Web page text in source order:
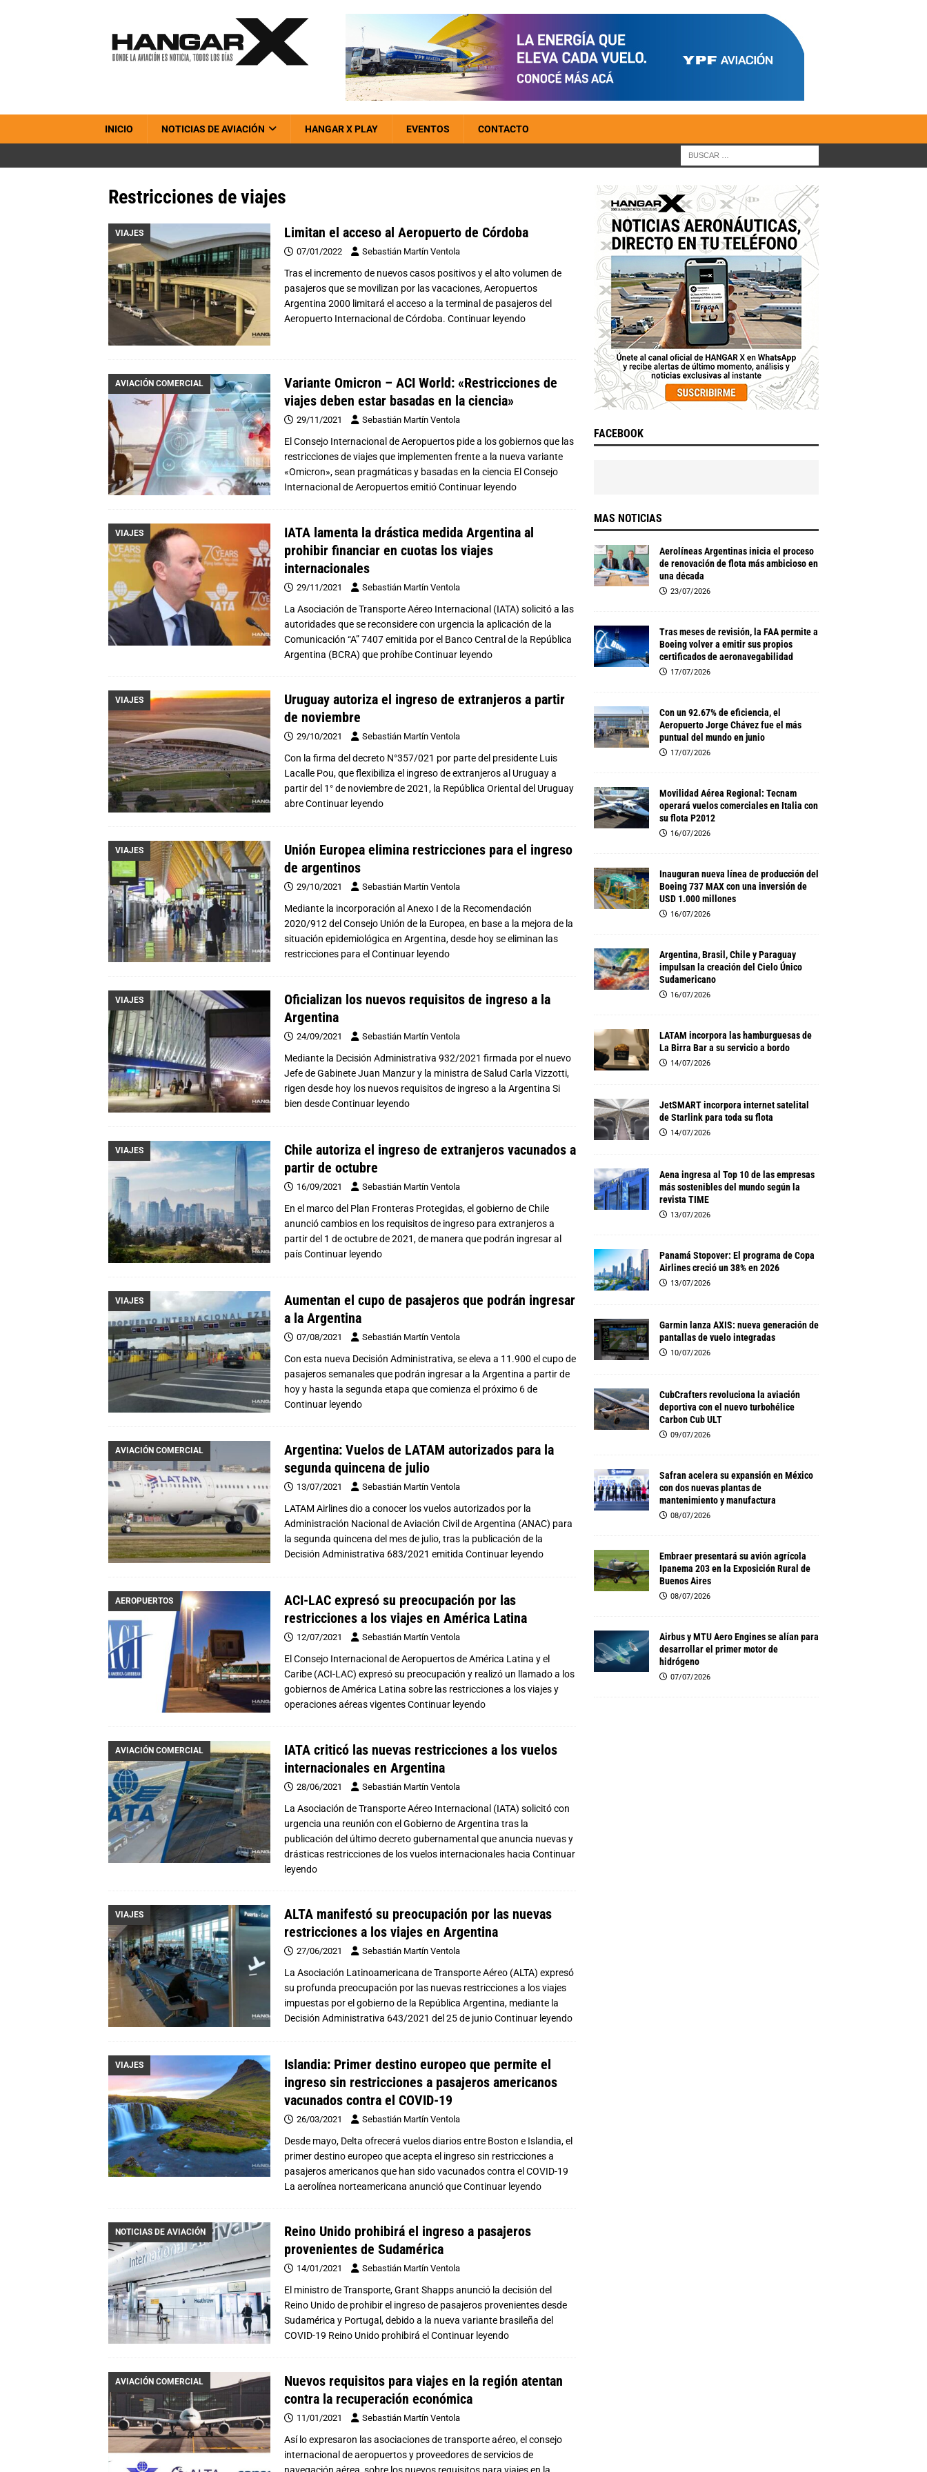
INICIO NOTICIAS DE AVIACIÓN HANGAR X PLAY EVENTOS CONTACTO
Restricciones de viajes
VIAJES Limitan el acceso al Aeropuerto de Córdoba
07/01/2022 Sebastián Martín Ventola
Tras el incremento de nuevos casos positivos y el alto volumen de
pasajeros que se movilizan por las vacaciones, Aeropuertos
Argentina 2000 limitará el acceso a la terminal de pasajeros del
Aeropuerto Internacional de Córdoba. Continuar leyendo
AVIACIÓN COMERCIAL
Variante Omicron – ACI World: «Restricciones de
viajes deben estar basadas en la ciencia»
29/11/2021 Sebastián Martín Ventola
El Consejo Internacional de Aeropuertos pide a los gobiernos que las
restricciones de viajes que implementen frente a la nueva variante
«Omicron», sean pragmáticas y basadas en la ciencia El Consejo
Internacional de Aeropuertos emitióContinuar leyendo
VIAJES
IATA lamenta la drástica medida Argentina al
prohibir financiar en cuotas los viajes
internacionales
29/11/2021 Sebastián Martín Ventola
La Asociación de Transporte Aéreo Internacional (IATA) solicitó a las
autoridades que se reconsidere con urgencia la aplicación de la
Comunicación “A” 7407 emitida por el Banco Central de la República
Argentina (BCRA) que prohíbeContinuar leyendo
VIAJES
Uruguay autoriza el ingreso de extranjeros a partir
de noviembre
29/10/2021 Sebastián Martín Ventola
Con la firma del decreto N°357/021 por parte del presidente Luis
Lacalle Pou, que flexibiliza el ingreso de extranjeros al Uruguay a
partir del 1° de noviembre de 2021, la República Oriental del Uruguay
abreContinuar leyendo
VIAJES
Unión Europea elimina restricciones para el ingreso
de argentinos
29/10/2021 Sebastián Martín Ventola
Mediante la incorporación al Anexo I de la Recomendación
2020/912 del Consejo Unión de la Europea, en base a la mejora de la
situación epidemiológica en Argentina, desde hoy se eliminan las
restricciones para el Continuar leyendo
VIAJES
Oficializan los nuevos requisitos de ingreso a la
Argentina
24/09/2021 Sebastián Martín Ventola
Mediante la Decisión Administrativa 932/2021 firmada por el nuevo
Jefe de Gabinete Juan Manzur y la ministra de Salud Carla Vizzotti,
rigen desde hoy los nuevos requisitos de ingreso a la Argentina Si
bien desdeContinuar leyendo
VIAJES
Chile autoriza el ingreso de extranjeros vacunados a
partir de octubre
16/09/2021 Sebastián Martín Ventola
En el marco del Plan Fronteras Protegidas, el gobierno de Chile
anunció cambios en los requisitos de ingreso para extranjeros a
partir del 1 de octubre de 2021, de manera que podrán ingresar al
paísContinuar leyendo
VIAJES
Aumentan el cupo de pasajeros que podrán ingresar
a la Argentina
07/08/2021 Sebastián Martín Ventola
Con esta nueva Decisión Administrativa, se eleva a 11.900 el cupo de
pasajeros semanales que podrán ingresar a la Argentina a partir de
hoy y hasta la segunda etapa que comienza el próximo 6 de
Continuar leyendo
AVIACIÓN COMERCIAL
Argentina: Vuelos de LATAM autorizados para la
segunda quincena de julio
13/07/2021 Sebastián Martín Ventola
LATAM Airlines dio a conocer los vuelos autorizados por la
Administración Nacional de Aviación Civil de Argentina (ANAC) para
la segunda quincena del mes de julio, tras la publicación de la
Decisión Administrativa 683/2021 emitida Continuar leyendo
AEROPUERTOS
ACI-LAC expresó su preocupación por las
restricciones a los viajes en América Latina
12/07/2021 Sebastián Martín Ventola
El Consejo Internacional de Aeropuertos de América Latina y el
Caribe (ACI-LAC) expresó su preocupación y realizó un llamado a los
gobiernos de América Latina sobre las restricciones a los viajes y
operaciones aéreas vigentesContinuar leyendo
AVIACIÓN COMERCIAL
IATA criticó las nuevas restricciones a los vuelos
internacionales en Argentina
28/06/2021 Sebastián Martín Ventola
La Asociación de Transporte Aéreo Internacional (IATA) solicitó con
urgencia una reunión con el Gobierno de Argentina tras la
publicación del último decreto gubernamental que anuncia nuevas y
drásticas restricciones de los vuelos internacionales hacia Continuar
leyendo
VIAJES
ALTA manifestó su preocupación por las nuevas
restricciones a los viajes en Argentina
27/06/2021 Sebastián Martín Ventola
La Asociación Latinoamericana de Transporte Aéreo (ALTA) expresó
su profunda preocupación por las nuevas restricciones a los viajes
impuestas por el gobierno de la República Argentina, mediante la
Decisión Administrativa 643/2021 del 25 de junioContinuar leyendo
VIAJES
Islandia: Primer destino europeo que permite el
ingreso sin restricciones a pasajeros americanos
vacunados contra el COVID-19
26/03/2021 Sebastián Martín Ventola
Desde mayo, Delta ofrecerá vuelos diarios entre Boston e Islandia, el
primer destino europeo que acepta el ingreso sin restricciones a
pasajeros americanos que han sido vacunados contra el COVID-19
La aerolínea norteamericana anunció queContinuar leyendo
NOTICIAS DE AVIACIÓN
Reino Unido prohibirá el ingreso a pasajeros
provenientes de Sudamérica
14/01/2021 Sebastián Martín Ventola
El ministro de Transporte, Grant Shapps anunció la decisión del
Reino Unido de prohibir el ingreso de pasajeros provenientes desde
Sudamérica y Portugal, debido a la nueva variante brasileña del
COVID-19 Reino Unido prohibirá el Continuar leyendo
AVIACIÓN COMERCIAL
Nuevos requisitos para viajes en la región atentan
contra la recuperación económica
11/01/2021 Sebastián Martín Ventola
Así lo expresaron las asociaciones de transporte aéreo, el consejo
internacional de aeropuertos y proveedores de servicios de
FACEBOOK
MAS NOTICIAS
Aerolíneas Argentinas inicia el proceso
de renovación de flota más ambicioso en
una década
23/07/2026
Tras meses de revisión, la FAA permite a
Boeing volver a emitir sus propios
certificados de aeronavegabilidad
17/07/2026
Con un 92.67% de eficiencia, el
Aeropuerto Jorge Chávez fue el más
puntual del mundo en junio
17/07/2026
Movilidad Aérea Regional: Tecnam
operará vuelos comerciales en Italia con
su flota P2012
16/07/2026
Inauguran nueva línea de producción del
Boeing 737 MAX con una inversión de
USD 1.000 millones
16/07/2026
Argentina, Brasil, Chile y Paraguay
impulsan la creación del Cielo Único
Sudamericano
16/07/2026
LATAM incorpora las hamburguesas de
La Birra Bar a su servicio a bordo
14/07/2026
JetSMART incorpora internet satelital
de Starlink para toda su flota
14/07/2026
Aena ingresa al Top 10 de las empresas
más sostenibles del mundo según la
revista TIME
13/07/2026
Panamá Stopover: El programa de Copa
Airlines creció un 38% en 2026
13/07/2026
Garmin lanza AXIS: nueva generación de
pantallas de vuelo integradas
10/07/2026
CubCrafters revoluciona la aviación
deportiva con el nuevo turbohélice
Carbon Cub ULT
09/07/2026
Safran acelera su expansión en México
con dos nuevas plantas de
mantenimiento y manufactura
08/07/2026
Embraer presentará su avión agrícola
Ipanema 203 en la Exposición Rural de
Buenos Aires
08/07/2026
Airbus y MTU Aero Engines se alían para
desarrollar el primer motor de
hidrógeno
07/07/2026